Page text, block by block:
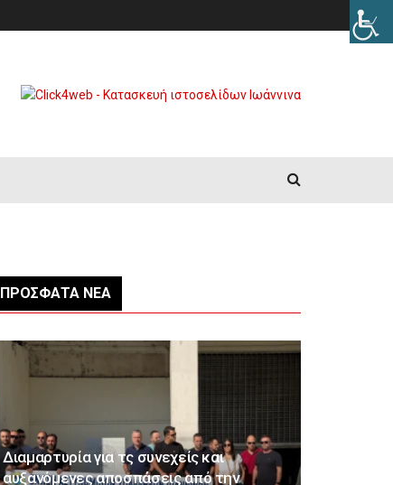
ΠΡΌΣΦΑΤΑ ΝΈΑ
Διαμαρτυρία για τς συνεχείς και
αυξανόμενες αποσπάσεις από την